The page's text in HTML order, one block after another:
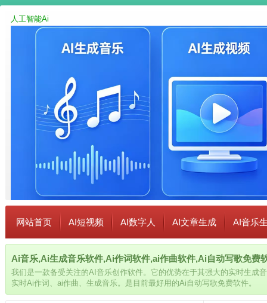
人工智能Ai
网站首页 AI短视频 AI数字人 AI文章生成 AI音乐
Ai音乐,Ai生成音乐软件,Ai作词软件,ai作曲软件,Ai自动写歌免费
我们是一款备受关注的AI音乐创作软件。它的优势在于其强大的实时生成
实时Ai作词、ai作曲、生成音乐。是目前最好用的Ai自动写歌免费软件。